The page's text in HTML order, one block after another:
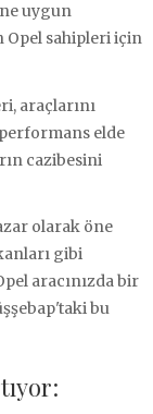
uygun
Opel sahipleri için
araçlarını
elde
cazibesini
olarak öne
gibi
aracınızda bir
bu